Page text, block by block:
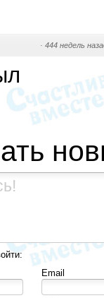
· 444 недель
Email